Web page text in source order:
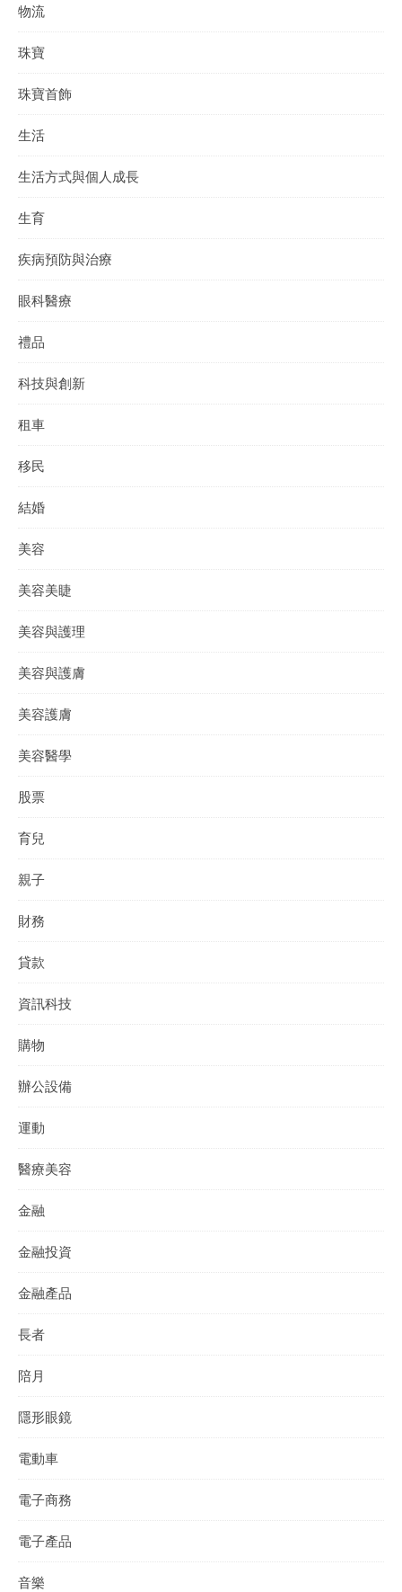
物流
珠寶
珠寶首飾
生活
生活方式與個人成長
生育
疾病預防與治療
眼科醫療
禮品
科技與創新
租車
移民
結婚
美容
美容美睫
美容與護理
美容與護膚
美容護膚
美容醫學
股票
育兒
親子
財務
貸款
資訊科技
購物
辦公設備
運動
醫療美容
金融
金融投資
金融產品
長者
陪月
隱形眼鏡
電動車
電子商務
電子產品
音樂